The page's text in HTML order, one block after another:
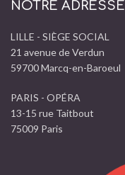
NOTRE ADRESSE
LILLE - SIÈGE SOCIAL
21 avenue de Verdun
59700 Marcq-en-Baroeul
PARIS - OPÉRA
13-15 rue Taitbout
75009 Paris